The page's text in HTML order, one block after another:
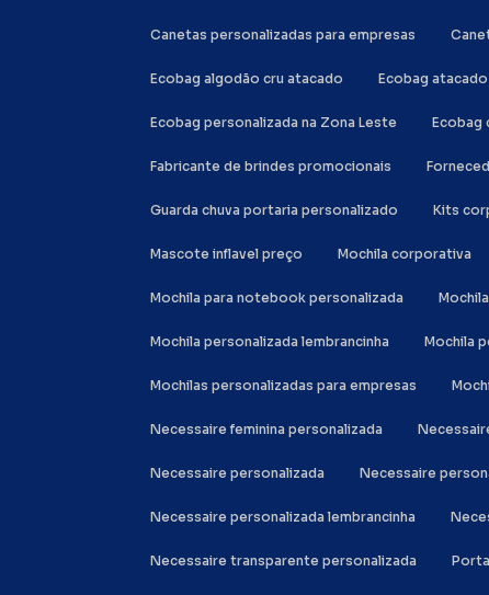
Canetas personalizadas para empresas
Ecobag algodão cru atacado Ecobag atacado
Ecobag personalizada na Zona Leste
Fabricante de brindes promocionais
Guarda chuva portaria personalizado Kits
Mascote inflavel preço Mochila corporativa
Mochila para notebook personalizada
Mochila personalizada lembrancinha Mochila
Mochilas personalizadas para empresas
Necessaire feminina personalizada
Necessaire personalizada Necessaire
Necessaire personalizada lembrancinha
Necessaire transparente personalizada